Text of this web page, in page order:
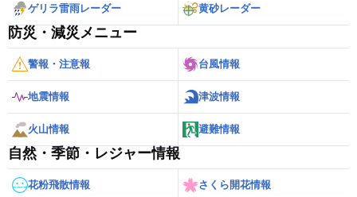
ゲリラ雷雨レーダー 黄砂レーダー
防災・減災メニュー
警報・注意報 台風情報
地震情報 津波情報
火山情報 避難情報
自然・季節・レジャー情報
花粉飛散情報 さくら開花情報